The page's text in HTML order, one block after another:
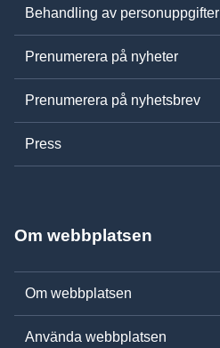
Behandling av personuppgifter
Prenumerera på nyheter
Prenumerera på nyhetsbrev
Press
Om webbplatsen
Om webbplatsen
Använda webbplatsen